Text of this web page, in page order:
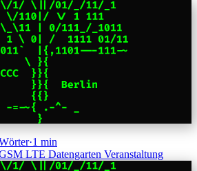
·1 min
LTE Datengarten Veranstaltung